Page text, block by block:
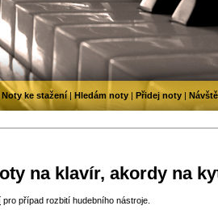
na klavír, akordy na
pro případ rozbití hudebního nástroje.
Noty ke stažení| Hledám noty | Přidej noty |